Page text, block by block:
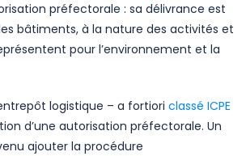
préfectorale : sa délivrance est
bâtiments, à la nature des activités et
pour l’environnement et la
logistique – a fortiori classé ICPE
d’une autorisation préfectorale. Un
ajouter la procédure